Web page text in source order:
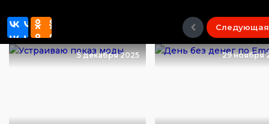
Следующая
5 декабря 2025 29 ноября